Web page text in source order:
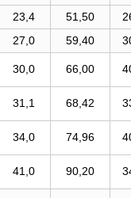
23,4 51,50
27,0 59,40
30,0 66,00
31,1 68,42
34,0 74,96
41,0 90,20